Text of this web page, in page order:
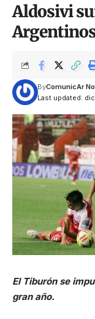
Aldosivi
Last updated:
ByComunicAr
El Tiburón se
gran año.